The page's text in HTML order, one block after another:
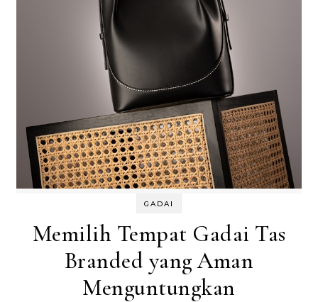
GADAI
Memilih Tempat Gadai Tas
Branded yang Aman
Menguntungkan